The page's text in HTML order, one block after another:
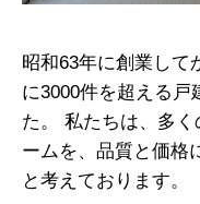
昭和63年に創業して
に3000件を超える戸
た。 私たちは、多
ームを、品質と価格
と考えております。